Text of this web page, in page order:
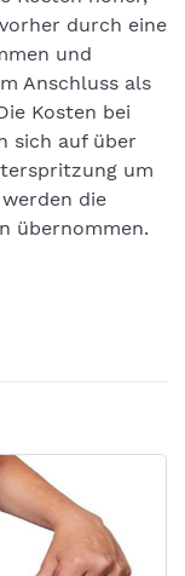
durch eine
und
Anschluss als
Kosten bei
sich auf über
um
die
übernommen.